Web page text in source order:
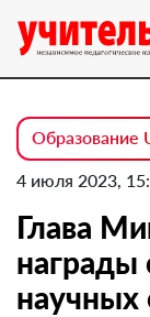
Образование
4 июля 2023,
Глава
награды
научных